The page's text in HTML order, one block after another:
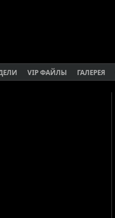
VIP ФАЙЛЫ ГАЛЕРЕЯ